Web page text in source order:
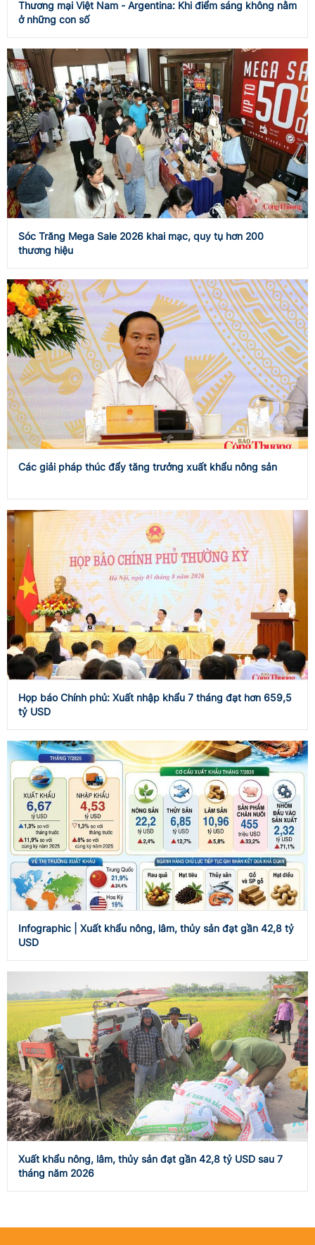
Thương mại Việt Nam - Argentina: Khi điểm sáng không nằm
ở những con số
Sóc Trăng Mega Sale 2026 khai mạc, quy tụ hơn 200
thương hiệu
Các giải pháp thúc đẩy tăng trưởng xuất khẩu nông sản
Họp báo Chính phủ: Xuất nhập khẩu 7 tháng đạt hơn 659,5
tỷ USD
Infographic | Xuất khẩu nông, lâm, thủy sản đạt gần 42,8 tỷ
USD
Xuất khẩu nông, lâm, thủy sản đạt gần 42,8 tỷ USD sau 7
tháng năm 2026